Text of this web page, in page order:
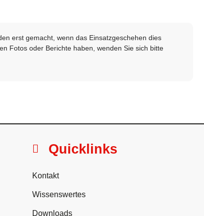
erst gemacht, wenn das Einsatzgeschehen dies
Fotos oder Berichte haben, wenden Sie sich bitte
Quicklinks
Kontakt
Wissenswertes
Downloads